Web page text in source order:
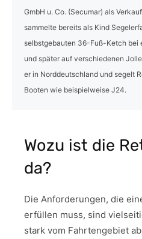
GmbH u. Co. (Secumar) als
sammelte bereits als Kind
selbstgebauten 36-Fuß-Ketch bei
und später auf verschiedenen
er in Norddeutschland und segelt
Booten wie beispielweise J24.
Wozu ist die
da?
Die Anforderungen, die
erfüllen muss, sind
stark vom Fahrtengebiet